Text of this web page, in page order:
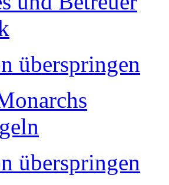
überspringen
überspringen